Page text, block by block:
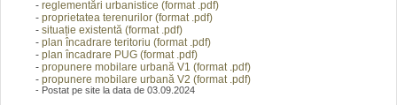
- reglementări urbanistice (format .pdf)
- proprietatea terenurilor (format .pdf)
- situație existentă (format .pdf)
- plan încadrare teritoriu (format .pdf)
- plan încadrare PUG (format .pdf)
- propunere mobilare urbană V1 (format .pdf)
- propunere mobilare urbană V2 (format .pdf)
- Postat pe site la data de 03.09.2024